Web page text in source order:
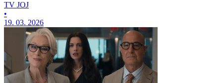
TV JOJ
•
19. 03. 2026